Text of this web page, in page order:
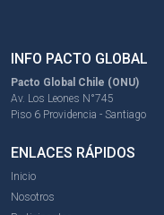
INFO PACTO GLOBAL
Pacto Global Chile (ONU)
Av. Los Leones N°745
Piso 6 Providencia - Santiago
ENLACES RÁPIDOS
Inicio
Nosotros